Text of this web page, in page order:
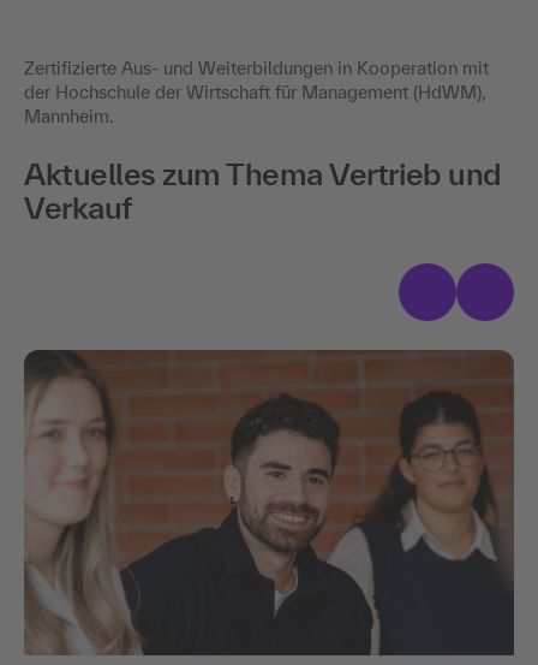
Zertifizierte Aus- und Weiterbildungen in Kooperation mit
der Hochschule der Wirtschaft für Management (HdWM),
Mannheim.
Aktuelles zum Thema Vertrieb und
Verkauf